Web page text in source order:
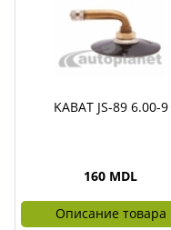
KABAT JS-89 6.00-9
160 MDL
Описание товара